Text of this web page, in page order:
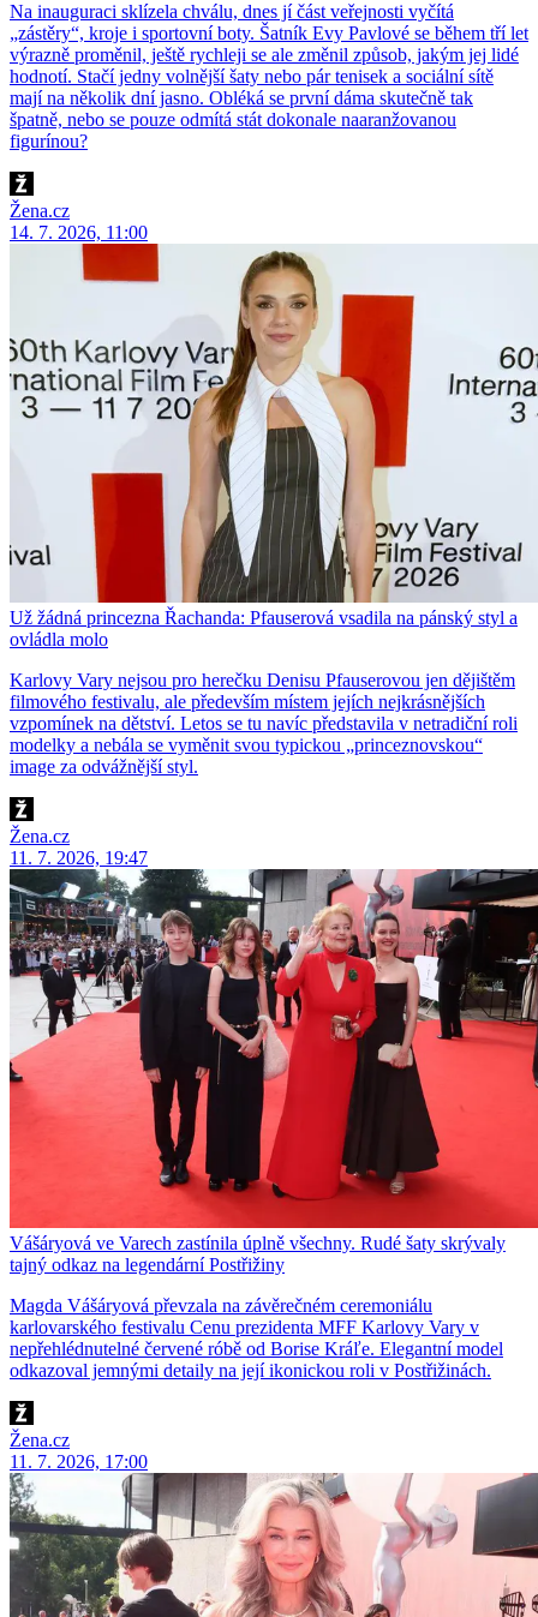
Na inauguraci sklízela chválu, dnes jí část veřejnosti vyčítá
„zástěry“, kroje i sportovní boty. Šatník Evy Pavlové se během tří let
výrazně proměnil, ještě rychleji se ale změnil způsob, jakým jej lidé
hodnotí. Stačí jedny volnější šaty nebo pár tenisek a sociální sítě
mají na několik dní jasno. Obléká se první dáma skutečně tak
špatně, nebo se pouze odmítá stát dokonale naaranžovanou
figurínou?
Žena.cz
14. 7. 2026, 11:00
Už žádná princezna Řachanda: Pfauserová vsadila na pánský styl a
ovládla molo
Karlovy Vary nejsou pro herečku Denisu Pfauserovou jen dějištěm
filmového festivalu, ale především místem jejích nejkrásnějších
vzpomínek na dětství. Letos se tu navíc představila v netradiční roli
modelky a nebála se vyměnit svou typickou „princeznovskou“
image za odvážnější styl.
Žena.cz
11. 7. 2026, 19:47
Vášáryová ve Varech zastínila úplně všechny. Rudé šaty skrývaly
tajný odkaz na legendární Postřižiny
Magda Vášáryová převzala na závěrečném ceremoniálu
karlovarského festivalu Cenu prezidenta MFF Karlovy Vary v
nepřehlédnutelné červené róbě od Borise Kráľe. Elegantní model
odkazoval jemnými detaily na její ikonickou roli v Postřižinách.
Žena.cz
11. 7. 2026, 17:00